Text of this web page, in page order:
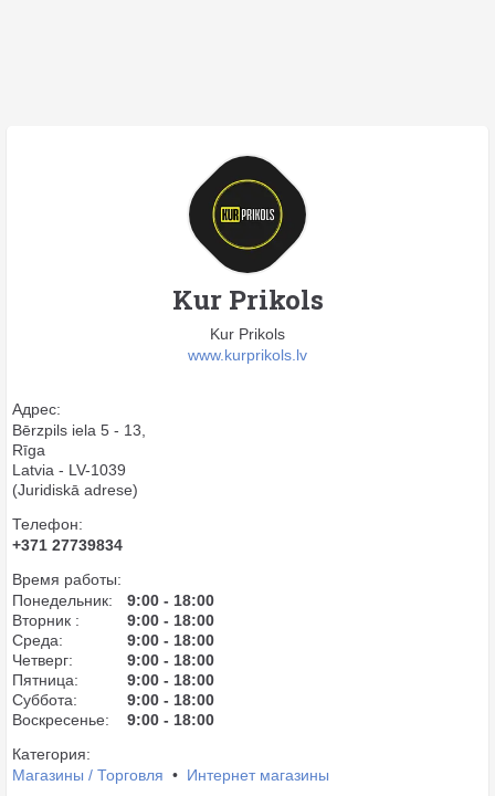
Kur Prikols
Kur Prikols
www.kurprikols.lv
Адрес:
Bērzpils iela 5 - 13,
Rīga
Latvia - LV-1039
(Juridiskā adrese)
Телефон:
+371 27739834
Время работы:
Понедельник:
9:00 - 18:00
Вторник :
9:00 - 18:00
Среда:
9:00 - 18:00
Четверг:
9:00 - 18:00
Пятница:
9:00 - 18:00
Суббота:
9:00 - 18:00
Воскресенье:
9:00 - 18:00
Категория:
Магазины / Торговля • Интернет магазины